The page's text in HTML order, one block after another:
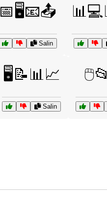
📅🖥️📧📤
Salin
🖥️📝📊📈
Salin